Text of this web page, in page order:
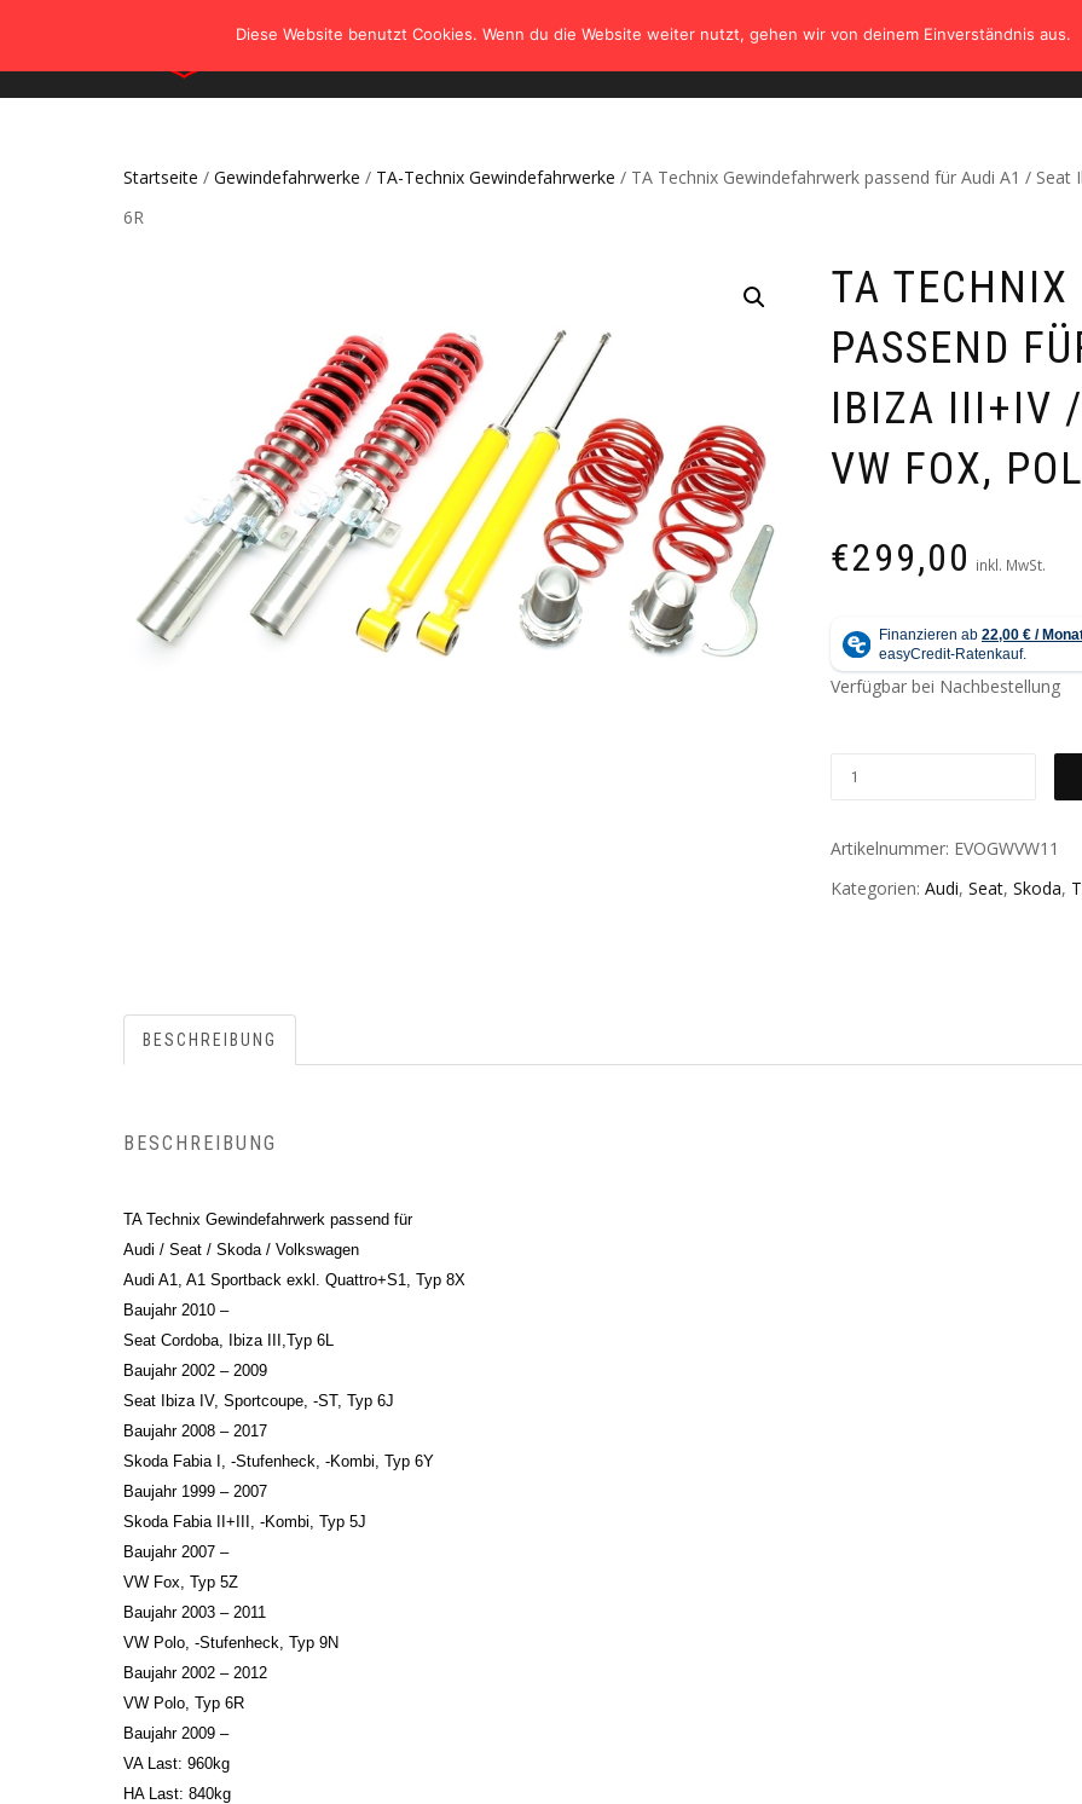
SHOP
Startseite / Gewindefahrwerke / TA-Technix Gewindefahrwerke / TA Technix Gewindefahrwerk passend für Audi A1 /
6R
TA TECHNIX
PASSEND
IBIZA III+IV
VW FOX,
€299,00 inkl. MwSt.
Verfügbar bei Nachbestellung
Artikelnummer: EVOGWVW11
Kategorien: Audi, Seat, Skoda,
BESCHREIBUNG
BESCHREIBUNG
TA Technix Gewindefahrwerk passend für
Audi / Seat / Skoda / Volkswagen
Audi A1, A1 Sportback exkl. Quattro+S1, Typ 8X
Baujahr 2010 –
Seat Cordoba, Ibiza III,Typ 6L
Baujahr 2002 – 2009
Seat Ibiza IV, Sportcoupe, -ST, Typ 6J
Baujahr 2008 – 2017
Skoda Fabia I, -Stufenheck, -Kombi, Typ 6Y
Baujahr 1999 – 2007
Skoda Fabia II+III, -Kombi, Typ 5J
Baujahr 2007 –
VW Fox, Typ 5Z
Baujahr 2003 – 2011
VW Polo, -Stufenheck, Typ 9N
Baujahr 2002 – 2012
VW Polo, Typ 6R
Baujahr 2009 –
VA Last: 960kg
HA Last: 840kg
Diese Website benutzt Cookies. Wenn du die Website weiter nutzt, gehen wir von deinem Einverständnis aus.